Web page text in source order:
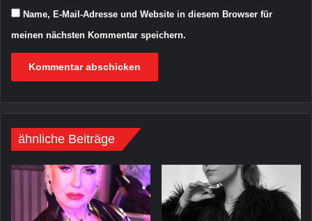
Name, E-Mail-Adresse und Website in diesem Browser für
meinen nächsten Kommentar speichern.
ähnliche Beiträge